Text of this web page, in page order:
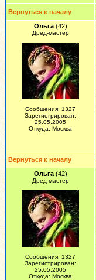
Вернуться к началу
Ольга(42)
Дред-мастер
Сообщения: 1327
Зарегистрирован:
25.05.2005
Откуда: Москва
Вернуться к началу
Ольга(42)
Дред-мастер
Сообщения: 1327
Зарегистрирован:
25.05.2005
Откуда: Москва